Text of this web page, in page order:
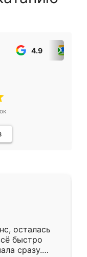
4.9
осталась
быстро
сразу.